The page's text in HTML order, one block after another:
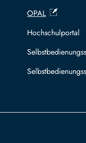
OPAL
Hochschulportal